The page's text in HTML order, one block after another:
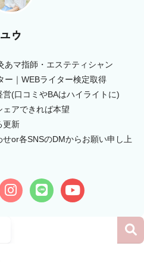
ユウ
マ指師・エステティシャン
｜WEBライター検定取得
(口コミやBAはハイライトに)
アできれば本望
更新
or各SNSのDMからお願い申し上